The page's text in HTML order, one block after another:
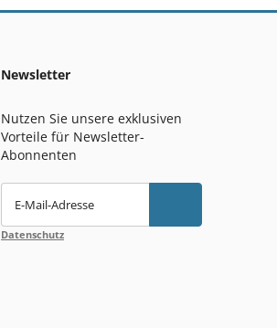
Newsletter
Nutzen Sie unsere exklusiven
Vorteile für Newsletter-
Abonnenten
E-Mail-Adresse
Datenschutz